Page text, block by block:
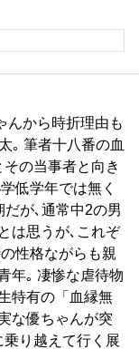
んから時折理由も
｡ 筆者十八番の血
の当事者と向き
低学年では無く
が､通常中2の男
は思うが､これぞ
性格ながらも親
年｡ 凄惨な虐待物
特有の「血縁無
な優ちゃんが突
り越えて行く展